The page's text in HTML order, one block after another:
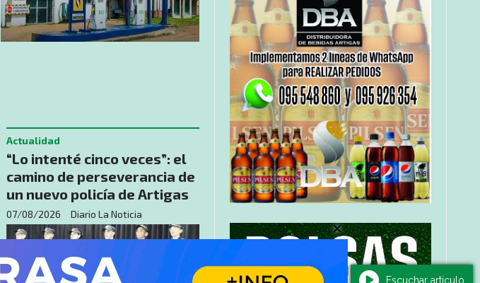
“Lo intenté cinco veces”: el
camino de perseverancia de
un nuevo policía de Artigas
Diario La Noticia
Actualidad
07/08/2026
Escuchar artículo